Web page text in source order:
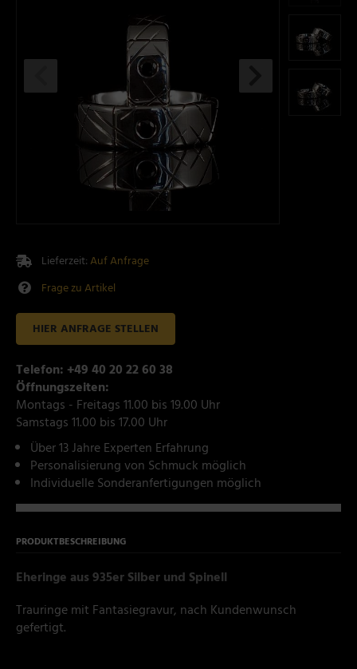
Lieferzeit:Auf Anfrage
Frage zu Artikel
HIER ANFRAGE STELLEN
Telefon: +49 40 20 22 60 38
Öffnungszeiten:
Montags - Freitags 11.00 bis 19.00 Uhr
Samstags 11.00 bis 17.00 Uhr
Über 13 Jahre Experten Erfahrung
Personalisierung von Schmuck möglich
Individuelle Sonderanfertigungen möglich
PRODUKTBESCHREIBUNG
Eheringe aus 935er Silber und Spinell
Trauringe mit Fantasiegravur, nach Kundenwunsch
gefertigt.